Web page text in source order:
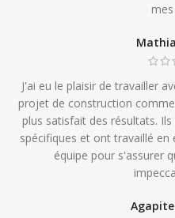
J'ai eu le plaisir de travailler
projet de construction
plus satisfait des résultats.
spécifiques et ont travaillé
équipe pour s'assurer